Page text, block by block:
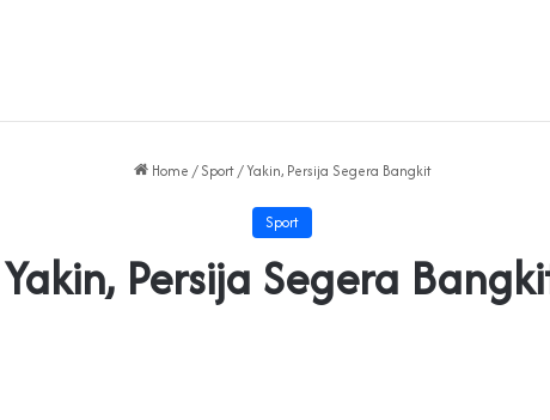
Home / Sport / Yakin, Persija Segera Bangkit
Sport
Yakin, Persija Segera